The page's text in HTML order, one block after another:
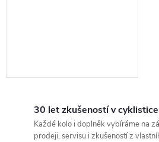
30 let zkušeností v cyklistice
Každé kolo i doplněk vybíráme na
prodeji, servisu i zkušeností z